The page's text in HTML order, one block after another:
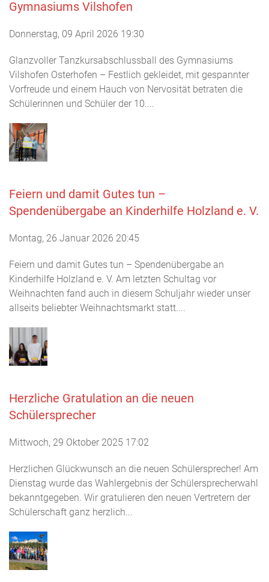
Gymnasiums Vilshofen
Donnerstag, 09 April 2026 19:30
Glanzvoller Tanzkursabschlussball des Gymnasiums
Vilshofen Osterhofen – Festlich gekleidet, mit gespannter
Vorfreude und einem Hauch von Nervosität betraten die
Schülerinnen und Schüler der 10....
Feiern und damit Gutes tun –
Spendenübergabe an Kinderhilfe Holzland e. V.
Montag, 26 Januar 2026 20:45
Feiern und damit Gutes tun – Spendenübergabe an
Kinderhilfe Holzland e. V. Am letzten Schultag vor
Weihnachten fand auch in diesem Schuljahr wieder unser
allseits beliebter Weihnachtsmarkt statt....
Herzliche Gratulation an die neuen
Schülersprecher
Mittwoch, 29 Oktober 2025 17:02
Herzlichen Glückwunsch an die neuen Schülersprecher! Am
Dienstag wurde das Wahlergebnis der Schülersprecherwahl
bekanntgegeben. Wir gratulieren den neuen Vertretern der
Schülerschaft ganz herzlich...